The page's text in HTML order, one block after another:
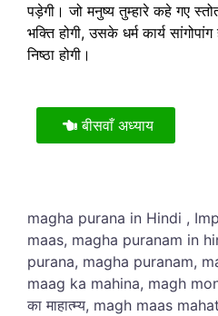
पड़ेगी। जो मनुष्य तुम्हारे कहे गए
भक्ति होगी, उसके धर्म कार्य
निष्ठा होगी।
बीसवाँ अध्याय
magha purana in Hindi ,
maas, magha puranam in
purana, magha puranam,
maag ka mahina, magh
का माहात्म्य, magh maas